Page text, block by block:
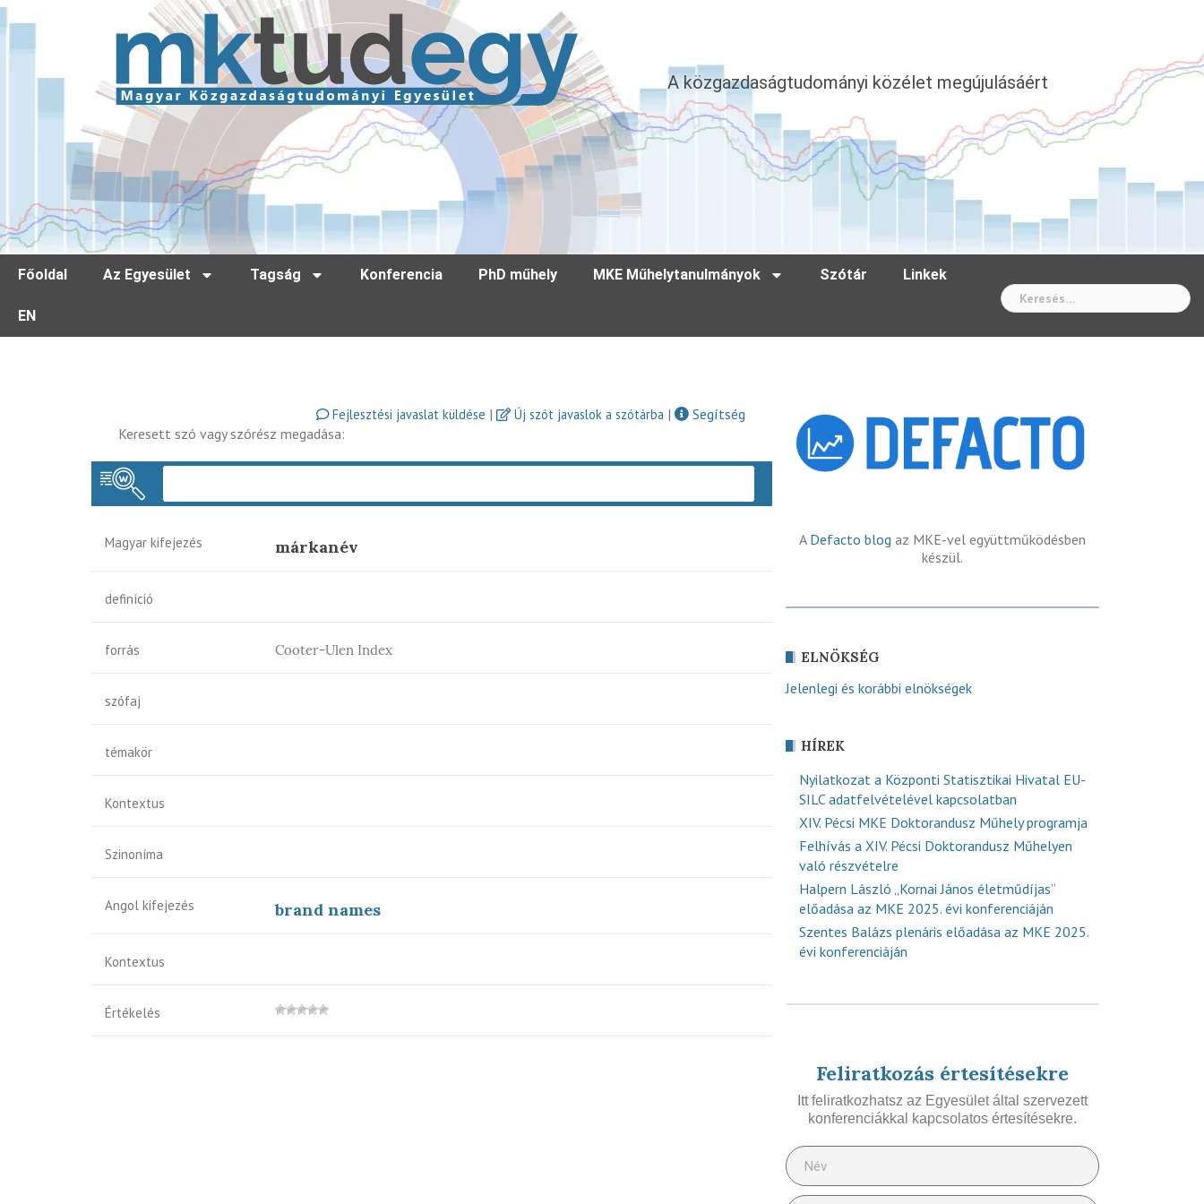
A közgazdaságtudományi közélet megújulásáért
Főoldal Az Egyesület Tagság Konferencia PhD műhely MKE Műhelytanulmányok Szótár Linkek
EN
Fejlesztési javaslat küldése | Új szót javaslok a szótárba |
Segítség
Keresett szó vagy szórész megadása:
Magyar kifejezés márkanév
definíció
forrás Cooter-Ulen Index
szófaj
témakör
Kontextus
Szinoníma
Angol kifejezés brand names
Kontextus
Értékelés
A Defacto blog az MKE-vel együttműködésben
készül.
ELNÖKSÉG
Jelenlegi és korábbi elnökségek
HÍREK
Nyilatkozat a Központi Statisztikai Hivatal EU-
SILC adatfelvételével kapcsolatban
XIV. Pécsi MKE Doktorandusz Műhely programja
Felhívás a XIV. Pécsi Doktorandusz Műhelyen
való részvételre
Halpern László „Kornai János életműdíjas”
előadása az MKE 2025. évi konferenciáján
Szentes Balázs plenáris előadása az MKE 2025.
évi konferenciáján
Feliratkozás értesítésekre
Itt feliratkozhatsz az Egyesület által szervezett
konferenciákkal kapcsolatos értesítésekre.